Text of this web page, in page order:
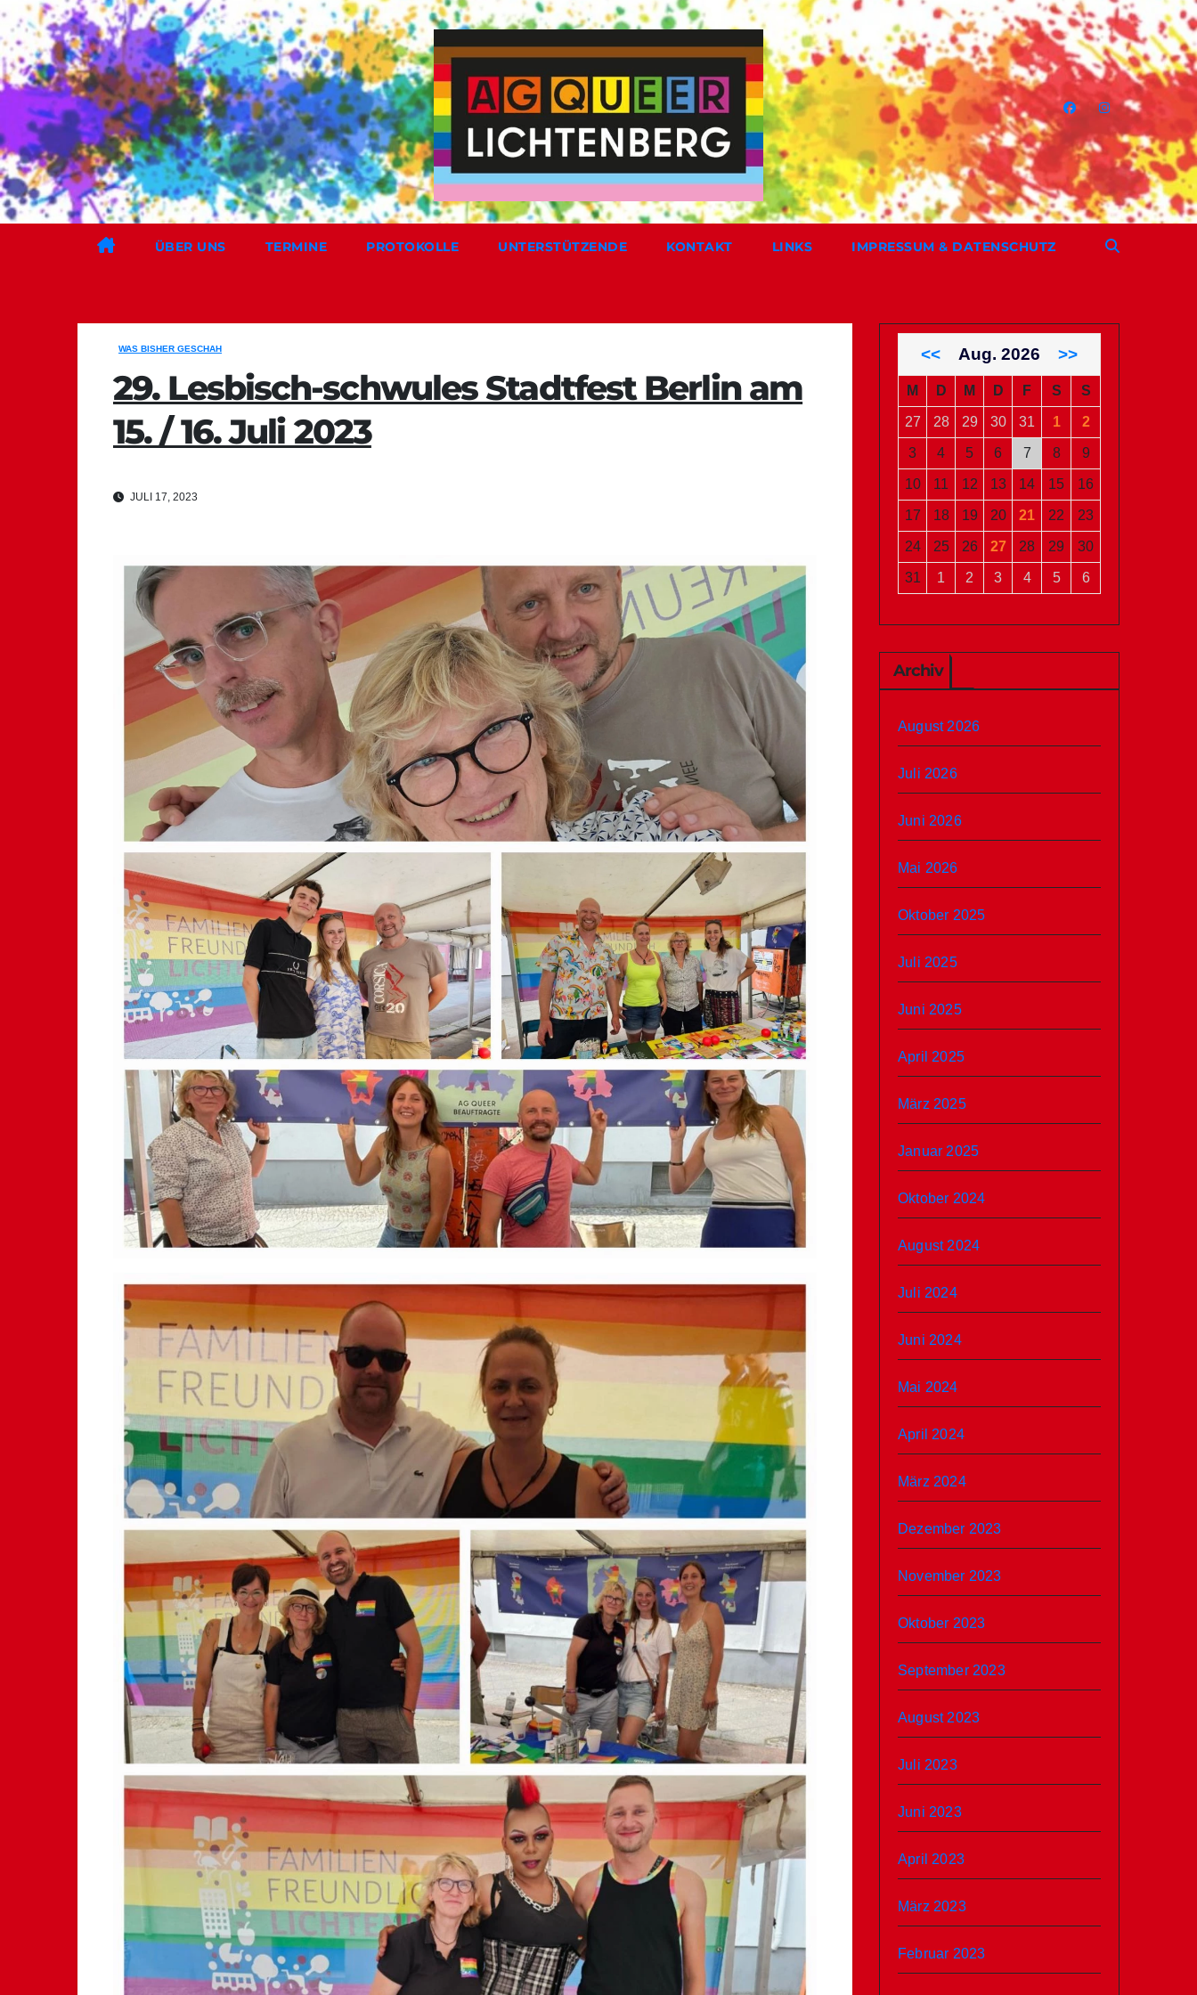
Zum
Inhalt
springen
ÜBER UNS TERMINE PROTOKOLLE UNTERSTÜTZENDE KONTAKT LINKS IMPRESSUM & DATENSCHUTZ
WAS BISHER GESCHAH
29. Lesbisch-schwules Stadtfest Berlin am
15. / 16. Juli 2023
JULI 17, 2023
<< Aug. 2026 >>
M D M D F S S
27 28 29 30 31 1 2
3 4 5 6 7 8 9
10 11 12 13 14 15 16
17 18 19 20 21 22 23
24 25 26 27 28 29 30
31 1 2 3 4 5 6
Archiv
August 2026
Juli 2026
Juni 2026
Mai 2026
Oktober 2025
Juli 2025
Juni 2025
April 2025
März 2025
Januar 2025
Oktober 2024
August 2024
Juli 2024
Juni 2024
Mai 2024
April 2024
März 2024
Dezember 2023
November 2023
Oktober 2023
September 2023
August 2023
Juli 2023
Juni 2023
April 2023
März 2023
Februar 2023